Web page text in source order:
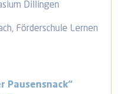
Dillingen
Förderschule Lernen
Pausensnack“